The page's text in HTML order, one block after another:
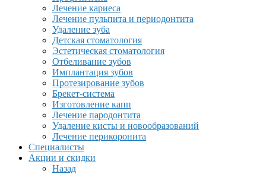
Лечение кариеса
Лечение пульпита и периодонтита
Удаление зуба
Детская стоматология
Эстетическая стоматология
Отбеливание зубов
Имплантация зубов
Протезирование зубов
Брекет-система
Изготовление капп
Лечение пародонтита
Удаление кисты и новообразований
Лечение перикоронита
Специалисты
Акции и скидки
Назад